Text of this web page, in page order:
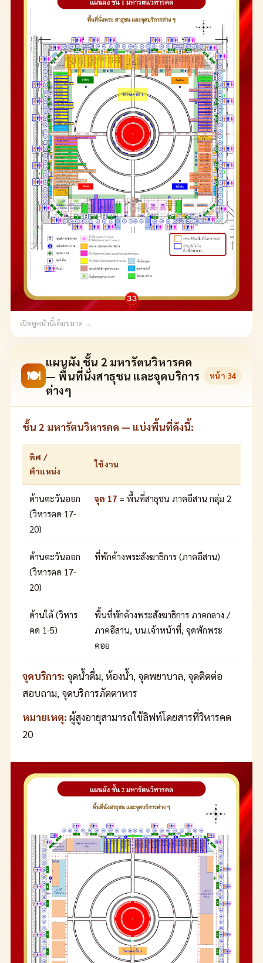
เปิดดูหน้านี้เต็มขนาด →
🍽
แผนผัง ชั้น 2 มหารัตนวิหารคด
— พื้นที่นั่งสาธุชน และจุดบริการ
ต่างๆ
หน้า 34
ชั้น 2 มหารัตนวิหารคด — แบ่งพื้นที่ดังนี้:
ทิศ /
ตำแหน่ง
ใช้งาน
ด้านตะวันออก
(วิหารคด 17-
20)
จุด 17 = พื้นที่สาธุชน ภาคอีสาน กลุ่ม 2
ด้านตะวันออก
(วิหารคด 17-
20)
ที่พักค้างพระสังฆาธิการ (ภาคอีสาน)
ด้านใต้ (วิหาร
คด 1-5)
พื้นที่พักค้างพระสังฆาธิการ ภาคกลาง /
ภาคอีสาน, บน.เจ้าหน้าที่, จุดพักพระ
คอย
จุดบริการ: จุดน้ำดื่ม, ห้องน้ำ, จุดพยาบาล, จุดติดต่อ
สอบถาม, จุดบริการภัตตาหาร
หมายเหตุ: ผู้สูงอายุสามารถใช้ลิฟท์โดยสารที่วิหารคด
20